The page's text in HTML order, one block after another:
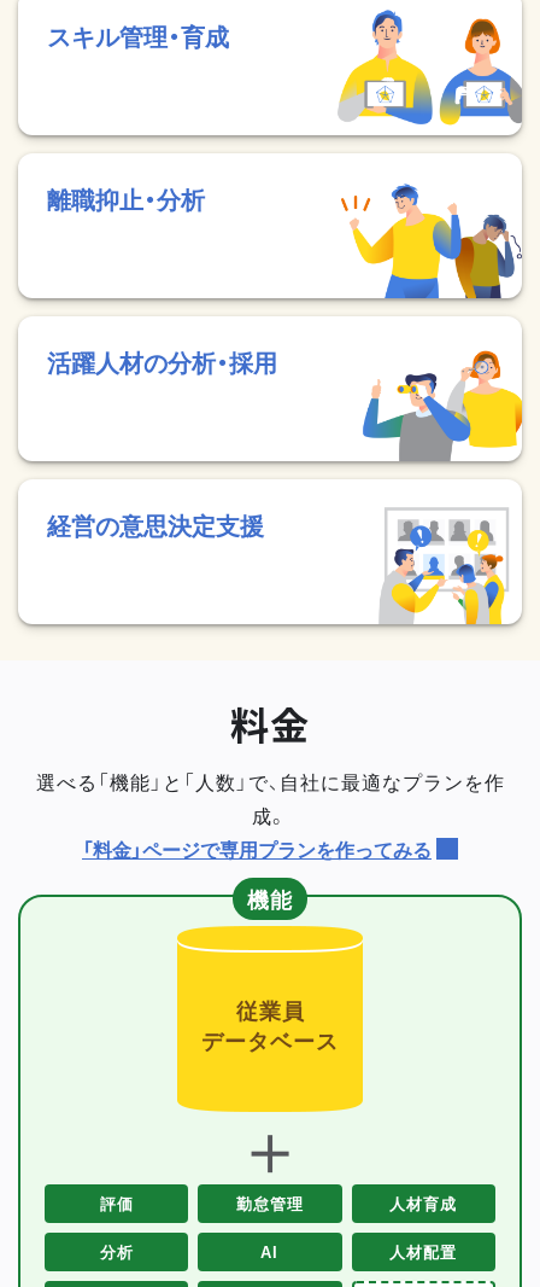
スキル管理・育成
離職抑止・分析
活躍人材の分析・採用
経営の意思決定支援
料金
選べる「機能」と「人数」で、自社に最適なプランを作
成。
「料金」ページで専用プランを作ってみる
機能
従業員
データベース
＋
評価 勤怠管理 人材育成
分析 AI 人材配置